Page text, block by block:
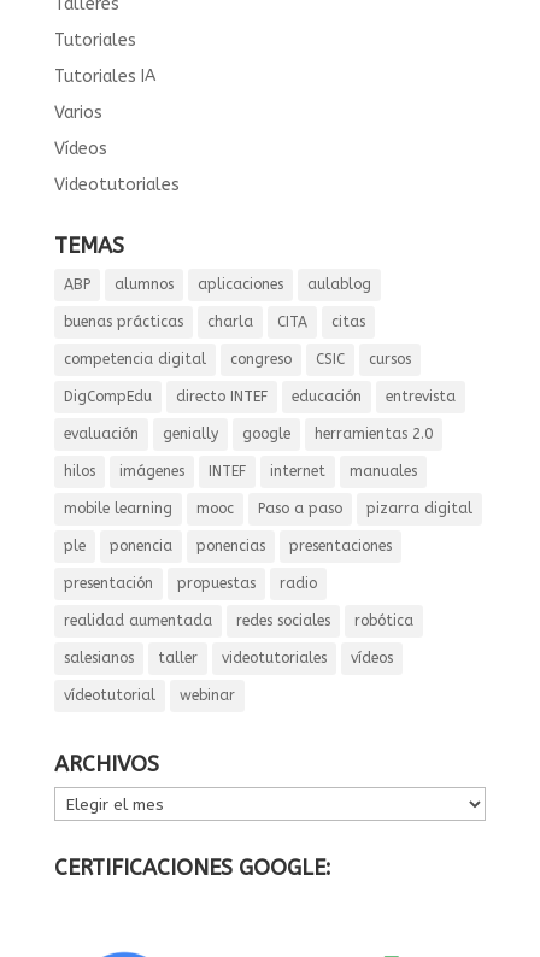
Talleres
Tutoriales
Tutoriales IA
Varios
Vídeos
Videotutoriales
TEMAS
ABP alumnos aplicaciones aulablog
buenas prácticas charla CITA citas
competencia digital congreso CSIC cursos
DigCompEdu directo INTEF educación entrevista
evaluación genially google herramientas 2.0
hilos imágenes INTEF internet manuales
mobile learning mooc Paso a paso pizarra digital
ple ponencia ponencias presentaciones
presentación propuestas radio
realidad aumentada redes sociales robótica
salesianos taller videotutoriales vídeos
vídeotutorial webinar
ARCHIVOS
ARCHIVOS
CERTIFICACIONES GOOGLE: